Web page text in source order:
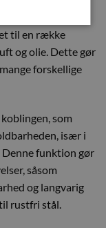
til en række
og olie. Dette gør
forskellige
som
især i
Denne funktion gør
såsom
og langvarig
rustfri stål.